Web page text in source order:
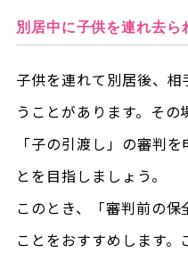
別居中に子供を連れ去ら
子供を連れて別居後、
うことがあります。そ
「子の引渡し」の審判
とを目指しましょう。
このとき、「審判前の
ことをおすすめします